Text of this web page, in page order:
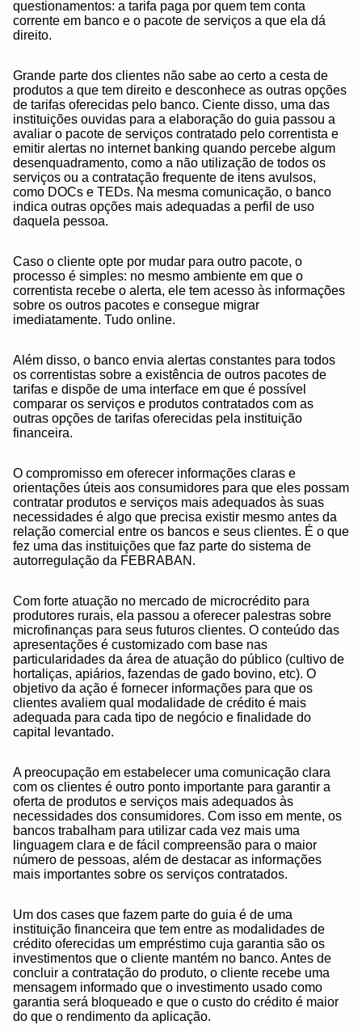
questionamentos: a tarifa paga por quem tem conta
corrente em banco e o pacote de serviços a que ela dá
direito.
Grande parte dos clientes não sabe ao certo a cesta de
produtos a que tem direito e desconhece as outras opções
de tarifas oferecidas pelo banco. Ciente disso, uma das
instituições ouvidas para a elaboração do guia passou a
avaliar o pacote de serviços contratado pelo correntista e
emitir alertas no internet banking quando percebe algum
desenquadramento, como a não utilização de todos os
serviços ou a contratação frequente de itens avulsos,
como DOCs e TEDs. Na mesma comunicação, o banco
indica outras opções mais adequadas a perfil de uso
daquela pessoa.
Caso o cliente opte por mudar para outro pacote, o
processo é simples: no mesmo ambiente em que o
correntista recebe o alerta, ele tem acesso às informações
sobre os outros pacotes e consegue migrar
imediatamente. Tudo online.
Além disso, o banco envia alertas constantes para todos
os correntistas sobre a existência de outros pacotes de
tarifas e dispõe de uma interface em que é possível
comparar os serviços e produtos contratados com as
outras opções de tarifas oferecidas pela instituição
financeira.
O compromisso em oferecer informações claras e
orientações úteis aos consumidores para que eles possam
contratar produtos e serviços mais adequados às suas
necessidades é algo que precisa existir mesmo antes da
relação comercial entre os bancos e seus clientes. É o que
fez uma das instituições que faz parte do sistema de
autorregulação da FEBRABAN.
Com forte atuação no mercado de microcrédito para
produtores rurais, ela passou a oferecer palestras sobre
microfinanças para seus futuros clientes. O conteúdo das
apresentações é customizado com base nas
particularidades da área de atuação do público (cultivo de
hortaliças, apiários, fazendas de gado bovino, etc). O
objetivo da ação é fornecer informações para que os
clientes avaliem qual modalidade de crédito é mais
adequada para cada tipo de negócio e finalidade do
capital levantado.
A preocupação em estabelecer uma comunicação clara
com os clientes é outro ponto importante para garantir a
oferta de produtos e serviços mais adequados às
necessidades dos consumidores. Com isso em mente, os
bancos trabalham para utilizar cada vez mais uma
linguagem clara e de fácil compreensão para o maior
número de pessoas, além de destacar as informações
mais importantes sobre os serviços contratados.
Um dos cases que fazem parte do guia é de uma
instituição financeira que tem entre as modalidades de
crédito oferecidas um empréstimo cuja garantia são os
investimentos que o cliente mantém no banco. Antes de
concluir a contratação do produto, o cliente recebe uma
mensagem informado que o investimento usado como
garantia será bloqueado e que o custo do crédito é maior
do que o rendimento da aplicação.